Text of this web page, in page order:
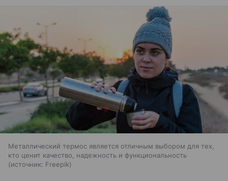
Металлический термос является отличным выбором для тех,
кто ценит качество, надежность и функциональность
источник: Freepik